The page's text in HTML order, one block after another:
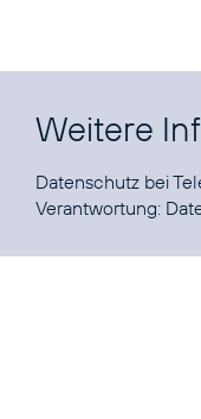
Weitere
Datenschutz bei
Verantwortung: